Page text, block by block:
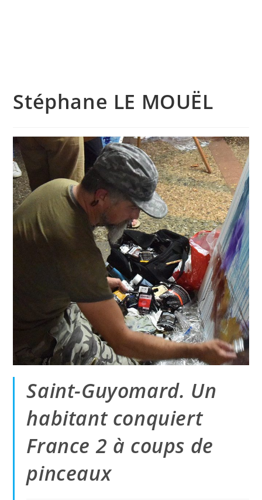
Stéphane LE MOUËL
Saint-Guyomard. Un
habitant conquiert
France 2 à coups de
pinceaux